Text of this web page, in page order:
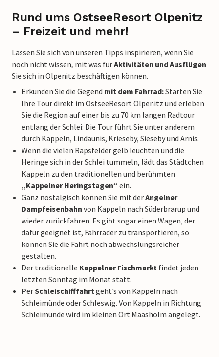
Rund ums OstseeResort Olpenitz
– Freizeit und mehr!
Lassen Sie sich von unseren Tipps inspirieren, wenn Sie
noch nicht wissen, mit was fürAktivitäten und Ausflügen
Sie sich in Olpenitz beschäftigen können.
Erkunden Sie die Gegend mit dem Fahrrad:Starten Sie
Ihre Tour direkt im OstseeResort Olpenitz und erleben
Sie die Region auf einer bis zu 70 km langen Radtour
entlang der Schlei: Die Tour führt Sie unter anderem
durch Kappeln, Lindaunis, Krieseby, Sieseby und Arnis.
Wenn die vielen Rapsfelder gelb leuchten und die
Heringe sich in der Schlei tummeln, lädt das Städtchen
Kappeln zu den traditionellen und berühmten
„Kappelner Heringstagen“ ein.
Ganz nostalgisch können Sie mit derAngelner
Dampfeisenbahn von Kappeln nach Süderbrarup und
wieder zurückfahren. Es gibt sogar einen Wagen, der
dafür geeignet ist, Fahrräder zu transportieren, so
können Sie die Fahrt noch abwechslungsreicher
gestalten.
Der traditionelle Kappelner Fischmarkt findet jeden
letzten Sonntag im Monat statt.
PerSchleischifffahrtgeht’s von Kappeln nach
Schleimünde oder Schleswig. Von Kappeln in Richtung
Schleimünde wird im kleinen Ort Maasholm angelegt.